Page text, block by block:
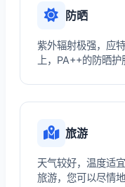
防晒
紫外辐射极强，应
上，PA++的防晒护
旅游
天气较好，温度适
旅游，您可以尽情